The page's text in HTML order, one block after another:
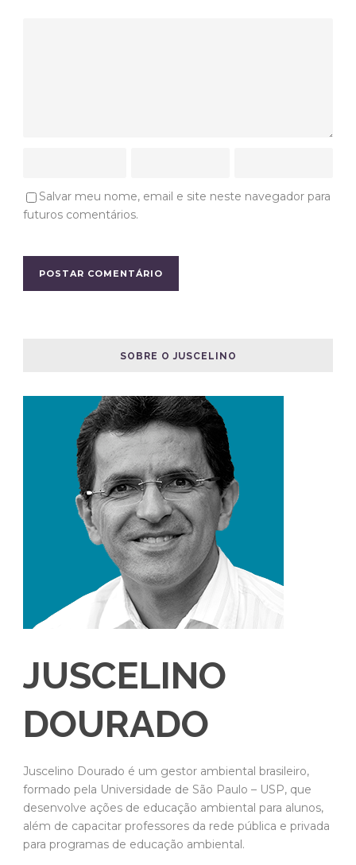
Salvar meu nome, email e site neste navegador para
futuros comentários.
SOBRE O JUSCELINO
JUSCELINO
DOURADO
Juscelino Dourado é um gestor ambiental brasileiro,
formado pela Universidade de São Paulo – USP, que
desenvolve ações de educação ambiental para alunos,
além de capacitar professores da rede pública e privada
para programas de educação ambiental.